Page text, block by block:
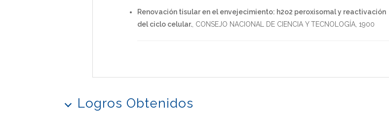
Renovación tisular en el envejecimiento: h2o2 peroxisomal y reactivación
del ciclo celular. CONSEJO NACIONAL DE CIENCIA Y TECNOLOGÍA 1900
Logros Obtenidos